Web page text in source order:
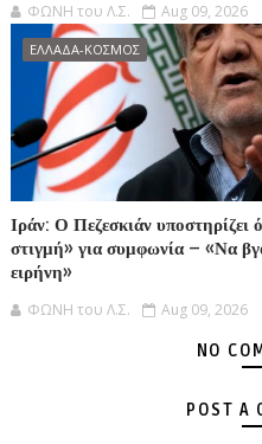
ΦΩΝΗ του Λ.Σ. Aug 09, 2026
ΕΛΛΑΔΑ-ΚΟΣΜΟΣ
Ιράν: Ο Πεζεσκιάν υποστηρίζει
στιγμή» για συμφωνία – «Να
ειρήνη»
ΦΩΝΗ του Λ.Σ. Aug 09, 2026
NO
POST A